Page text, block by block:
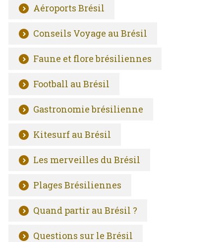
Aéroports Brésil
Conseils Voyage au Brésil
Faune et flore brésiliennes
Football au Brésil
Gastronomie brésilienne
Kitesurf au Brésil
Les merveilles du Brésil
Plages Brésiliennes
Quand partir au Brésil ?
Questions sur le Brésil